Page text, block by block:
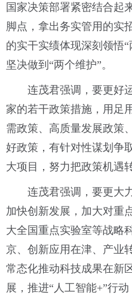
国家决策部署紧密结合起
脚点，拿出务实管用的实
的实干实绩体现深刻领悟“
坚决做到“两个维护”。
连茂君强调，要更好
家的若干政策措施，用足
需政策、高质量发展政策
好政策，有针对性谋划争
大项目，努力把政策机遇
连茂君强调，要更大
加快创新发展，加大对重
大全国重点实验室等战略
京、创新应用在津、产业
常态化推动科技成果在新
展，推进“人工智能+”行